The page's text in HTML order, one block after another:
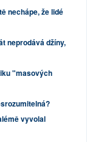
nechápe, že lidé
neprodává džíny,
"masových
vyvolal